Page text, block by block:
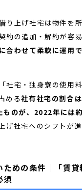
り上げ社宅は物件を
約の追加・解約が容易
合わせて柔軟に運用
社宅・独身寮の使用
める社有社宅の割合
ものが、2022年には
げ社宅へのシフトが
ための条件｜「賃
須